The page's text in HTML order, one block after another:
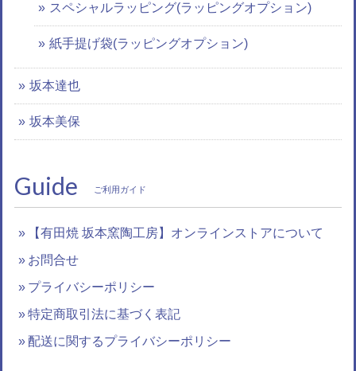
スペシャルラッピング(ラッピングオプション)
紙手提げ袋(ラッピングオプション)
坂本達也
坂本美保
Guide ご利用ガイド
【有田焼 坂本窯陶工房】オンラインストアについて
お問合せ
プライバシーポリシー
特定商取引法に基づく表記
配送に関するプライバシーポリシー